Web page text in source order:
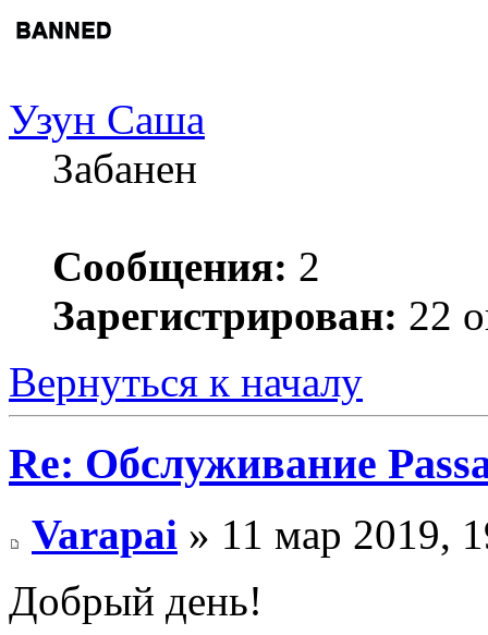
Узун Саша
Забанен
Сообщения: 2
Зарегистрирован: 22
Вернуться к началу
Re: Обслуживание
Varapai » 11 мар 2019,
Добрый день!